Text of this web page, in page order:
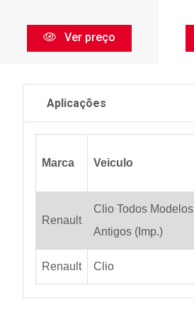
Ver preço
Aplicações
Marca Veiculo
Renault
Clio Todos Modelos
Antigos (Imp.)
Renault Clio